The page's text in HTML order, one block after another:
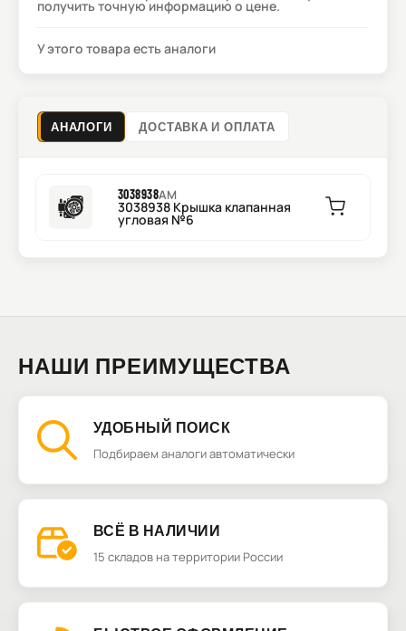
получить точную информацию о цене.
У этого товара есть аналоги
АНАЛОГИ ДОСТАВКА И ОПЛАТА
3038938AM
3038938 Крышка клапанная
угловая №6
НАШИ ПРЕИМУЩЕСТВА
УДОБНЫЙ ПОИСК
Подбираем аналоги автоматически
ВСЁ В НАЛИЧИИ
15 складов на территории России